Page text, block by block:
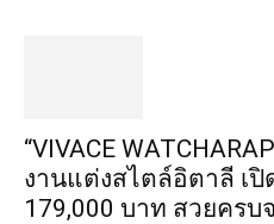
“VIVACE
งานแต่งสไตล์อิตาลี เ
179,000 บาท สวยครบ